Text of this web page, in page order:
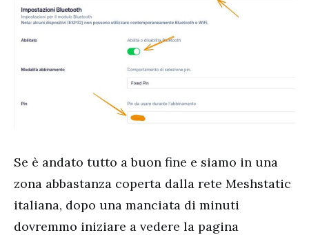
Se è andato tutto a buon fine e siamo in una
zona abbastanza coperta dalla rete Meshstatic
italiana, dopo una manciata di minuti
dovremmo iniziare a vedere la pagina